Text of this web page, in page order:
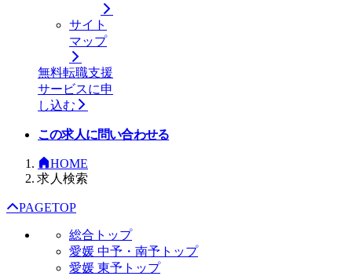
サイト
マップ
無料転職支援
サービスに申
し込む
この求人に問い合わせる
HOME
求人検索
PAGETOP
総合トップ
愛媛 中予・南予トップ
愛媛 東予トップ